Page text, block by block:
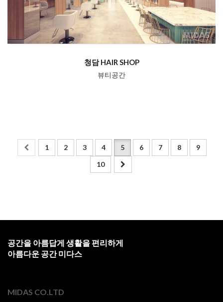
청담 HAIR SHOP
뷰티공간
1 2 3 4 5 6 7 8
9
10
공간을 아름답게 생활을 편리하게
아름다운 공간 미다스
MIDAS CO.LTD